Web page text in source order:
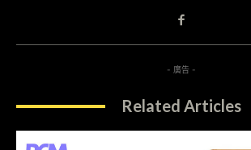
- 廣告 -
Related Articles